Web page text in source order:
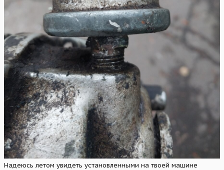
Надеюсь летом увидеть установленными на твоей машине